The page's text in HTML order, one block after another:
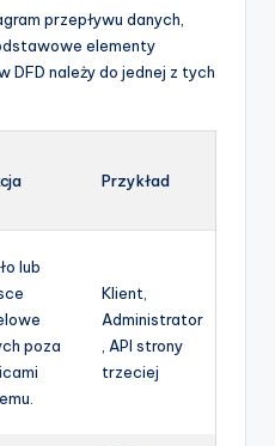
przepływu danych,
elementy
DFD należy do jednej z tych
Przykład
lub
poza
Klient,
Administrator
, API strony
trzeciej